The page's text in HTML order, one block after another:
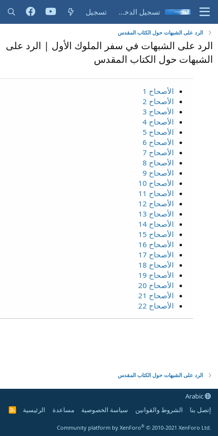
تسجيل الدخول تسجيل
الرد على الشبهات حول الكتاب المقدس
الرد على الشبهات في سفر الملوك الأول | الرد على
الشبهات حول الكتاب المقدس
الأصحاح 1
الأصحاح 2
الأصحاح 3
الأصحاح 4
الأصحاح 5
الأصحاح 6
الأصحاح 7
الأصحاح 8
الأصحاح 9
الأصحاح 10
الأصحاح 11
الأصحاح 12
الأصحاح 13
الأصحاح 14
الأصحاح 15
الأصحاح 16
الأصحاح 17
الأصحاح 18
الأصحاح 19
الأصحاح 20
الأصحاح 21
الأصحاح 22
الرد على الشبهات حول الكتاب المقدس
إتصل بنا
الشروط والقوانين سياسة الخصوصية مساعدة الرئيسية
R
Community platform by XenForo® © 2010-2021 XenForo Ltd.